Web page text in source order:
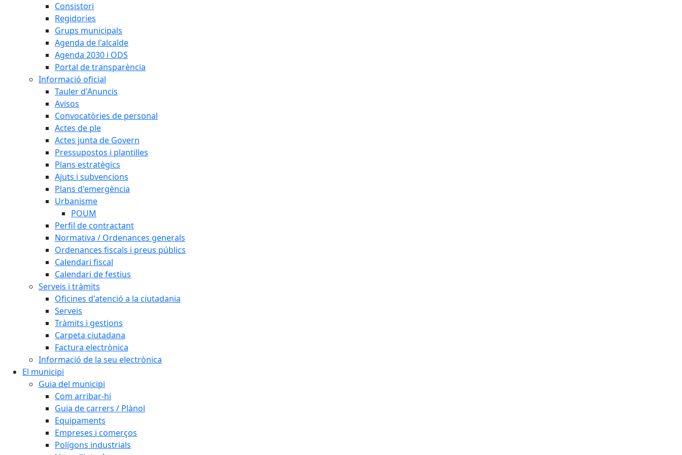
Consistori
Regidories
Grups municipals
Agenda de l'alcalde
Agenda 2030 i ODS
Portal de transparència
Informació oficial
Tauler d'Anuncis
Avisos
Convocatòries de personal
Actes de ple
Actes junta de Govern
Pressupostos i plantilles
Plans estratègics
Ajuts i subvencions
Plans d'emergència
Urbanisme
POUM
Perfil de contractant
Normativa / Ordenances generals
Ordenances fiscals i preus públics
Calendari fiscal
Calendari de festius
Serveis i tràmits
Oficines d'atenció a la ciutadania
Serveis
Tràmits i gestions
Carpeta ciutadana
Factura electrònica
Informació de la seu electrònica
El municipi
Guia del municipi
Com arribar-hi
Guia de carrers / Plànol
Equipaments
Empreses i comerços
Polígons industrials